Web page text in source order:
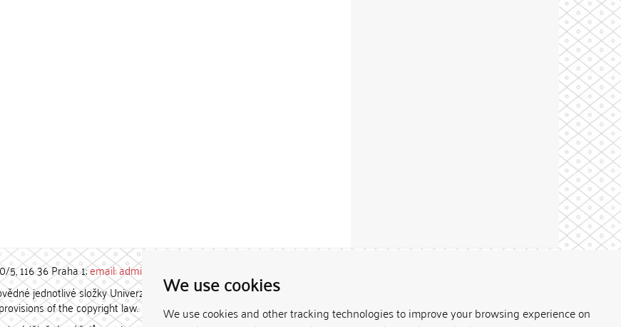
We use cookies
We use cookies and other tracking technologies to improve your browsing experience on
5, 116 36 Praha 1;email: admin-repozitar [at] cuni.cz
jednotlivé složky Univerzity Karlovy. / Each constituent
of the copyright law.